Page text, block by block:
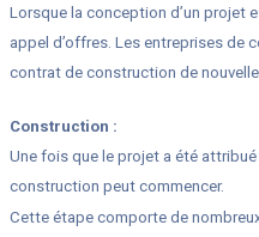
Lorsque la conception d’un projet
appel d’offres. Les entreprises de
contrat de construction de
Construction :
Une fois que le projet a été
construction peut commencer.
Cette étape comporte de